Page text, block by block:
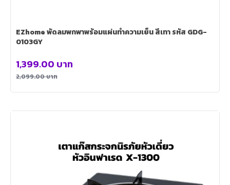
EZhome พัดลมพกพาพร้อมแผ่นทำความเย็น สีเทา รหัส GDG-
0103GY
2,099.00บาท
1,399.00 บาท